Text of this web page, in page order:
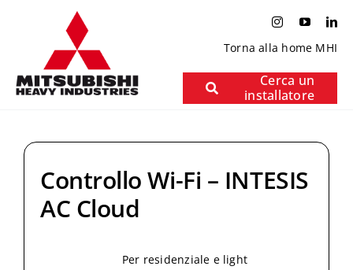
Torna alla home MHI
Cerca un
installatore
Controllo Wi-Fi – INTESIS
AC Cloud
Per residenziale e light